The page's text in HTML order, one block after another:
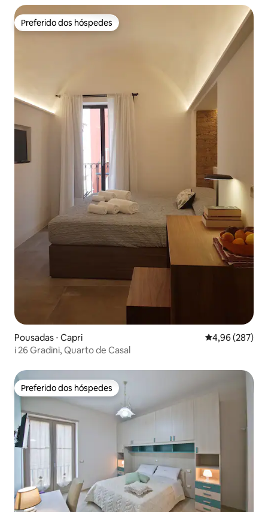
Preferido dos hóspedes
Preferido dos hóspedes
Pousadas ⋅ Capri 4,96 de uma
4,96 (287)
i 26 Gradini, Quarto de Casal
Preferido dos hóspedes
Preferido dos hóspedes